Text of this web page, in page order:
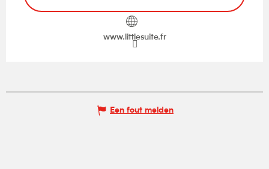
www.littlesuite.fr
Een fout melden